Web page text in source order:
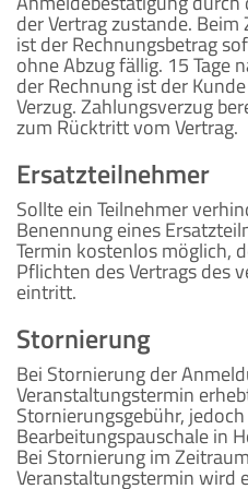
der Vertrag zustande. Beim
ist der Rechnungsbetrag
ohne Abzug fällig. 15 Tage
der Rechnung ist der
Verzug. Zahlungsverzug
zum Rücktritt vom Vertrag.
Ersatzteilnehmer
Sollte ein Teilnehmer
Benennung eines
Termin kostenlos möglich,
Pflichten des Vertrags des
eintritt.
Stornierung
Bei Stornierung der
Veranstaltungstermin
Stornierungsgebühr,
Bearbeitungspauschale in
Bei Stornierung im
Veranstaltungstermin wird